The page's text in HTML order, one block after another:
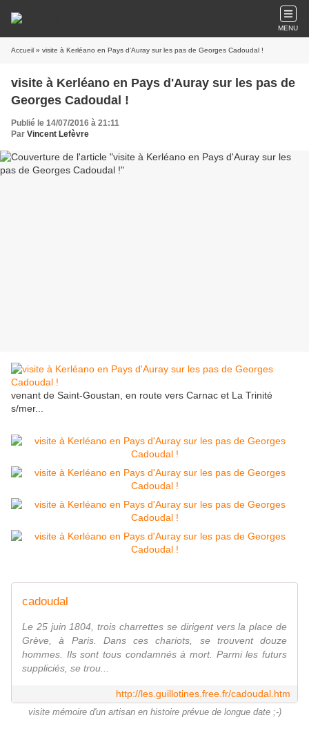
MENU
Accueil » visite à Kerléano en Pays d'Auray sur les pas de Georges Cadoudal !
visite à Kerléano en Pays d'Auray sur les pas de
Georges Cadoudal !
Publié le 14/07/2016 à 21:11
Par Vincent Lefèvre
venant de Saint-Goustan, en route vers Carnac et La Trinité
s/mer...
cadoudal
Le 25 juin 1804, trois charrettes se dirigent vers la place de
Grève, à Paris. Dans ces chariots, se trouvent douze
hommes. Ils sont tous condamnés à mort. Parmi les futurs
suppliciés, se trou...
http://les.guillotines.free.fr/cadoudal.htm
visite mémoire d'un artisan en histoire prévue de longue date ;-)